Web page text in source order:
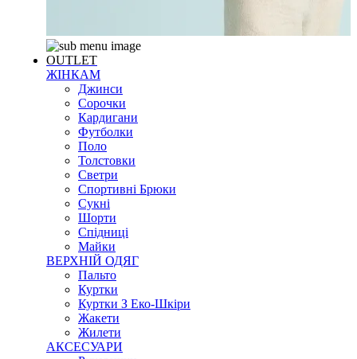
OUTLET
ЖІНКАМ
Джинси
Сорочки
Кардигани
Футболки
Поло
Толстовки
Светри
Спортивні Брюки
Сукні
Шорти
Спідниці
Майки
ВЕРХНІЙ ОДЯГ
Пальто
Куртки
Куртки З Еко-Шкіри
Жакети
Жилети
АКСЕСУАРИ